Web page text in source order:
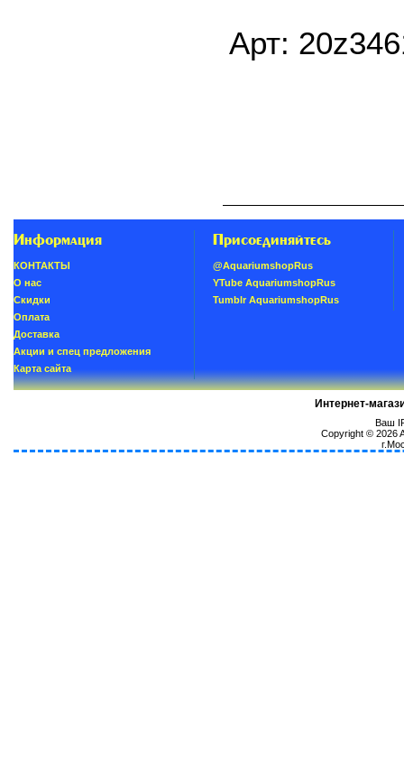
Арт:
Информация
КОНТАКТЫ
О нас
Скидки
Oплатa
Доставка
Акции и спец предложения
Карта сайта
Присоединяйтесь
@AquariumshopRus
YTube AquariumshopRus
Tumblr AquariumshopRus
Интернет-
Ваш
Copyright © 2026